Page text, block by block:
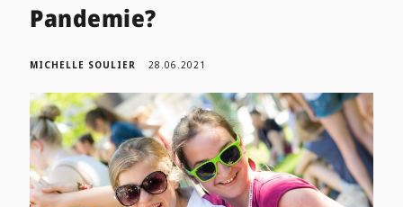
Pandemie?
MICHELLE SOULIER 28.06.2021